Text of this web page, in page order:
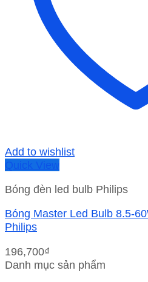
Add to wishlist
Quick View
Bóng đèn led bulb Philips
Bóng Master Led Bulb 8.5-
Philips
196,700₫
Danh mục sản phẩm